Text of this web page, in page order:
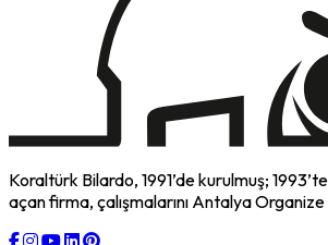
Koraltürk Bilardo, 1991’de kurulmuş;
açan firma, çalışmalarını Antalya